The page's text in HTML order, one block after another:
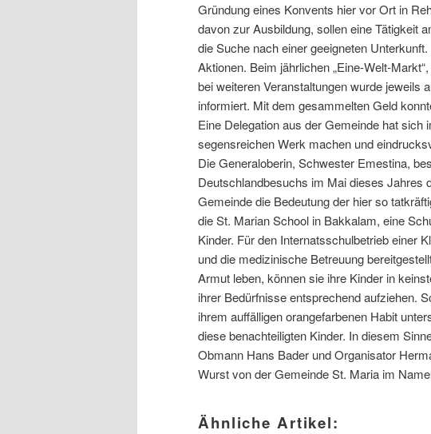
Gründung eines Konvents hier vor Ort in
davon zur Ausbildung, sollen eine Tätigkeit
die Suche nach einer geeigneten
Aktionen. Beim jährlichen „Eine-Welt-
bei weiteren Veranstaltungen wurde jeweils
informiert. Mit dem gesammelten Geld
Eine Delegation aus der Gemeinde hat
segensreichen Werk machen und
Die Generaloberin, Schwester Emestina,
Deutschlandbesuchs im Mai dieses Jahres
Gemeinde die Bedeutung der hier so
die St. Marian School in Bakkalam, eine
Kinder. Für den Internatsschulbetrieb einer
und die medizinische Betreuung
Armut leben, können sie ihre Kinder in
ihrer Bedürfnisse entsprechend aufziehen.
ihrem auffälligen orangefarbenen Habit
diese benachteiligten Kinder. In diesem
Obmann Hans Bader und Organisator
Wurst von der Gemeinde St. Maria im
Ähnliche Artikel: